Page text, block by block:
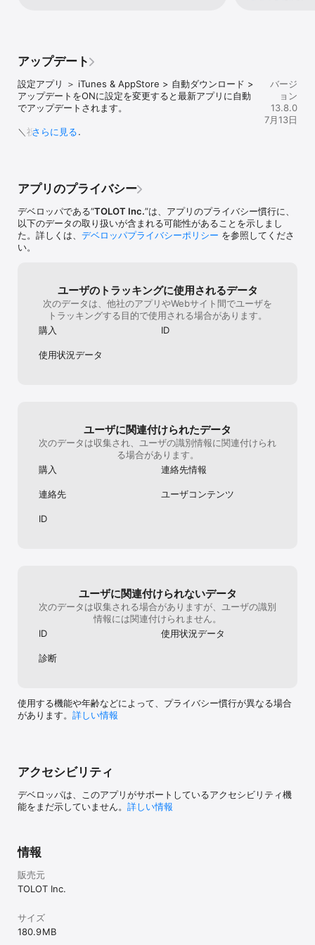
無料・税込み）から注文できます。
年間カレンダーも付いており、長期の予定も管理できます。省スペ
【卓上リング綴じカレンダー（B6サイズ / 14枚タイプ）】
お気に入りの写真12枚で作る、卓上用のB6サイズリング綴じカレン
ダーです。
13ヶ月カレンダーや年間カレンダーも付いており、長期的な計画を
立てるのにも役立ちます。
表紙に写真もいれられるので、プレゼント、ノベルティや名入りカ
レンダーとしても最適です。
【壁掛けカレンダー】
■お気に入り写真12枚で簡単作成
新年1月、新年度4月だけでなく、誕生月や記念日など好きな月を
「はじまり月」に設定できます。リング綴じ見開きA3サイズで1部
■自由に選べるはじまり年月
■みんなと予定を共有
日付部分のスペースに予定やメモを自由に書き込めます。
視認性に優れ、離れた位置からも見やすい大きさなので、みんなか
ら見える場所に飾ればスケジュールをラクに共有できます。
折り畳むと一般的なコピー用紙（A4）サイズなので、使用後は本棚
いつか取り出したときに、写真と書き込んだ予定・内容があなたの
プレゼントで直送できます。
■13ヶ月カレンダー付き
月間カレンダー部分は1年分に加えて13ヶ月目も付属。さらに、1ペ
ージの年間カレンダーも付いているため、広く長期の予定を確認で
1年分12枚の写真でつくる
■どこにでも飾れて毎日眺められる
■ワンコインだから気軽に作れる
1部500円〜（税込み）。1部から作れるので、離れて暮らす家族や
友人にも、お気に入りの写真で手軽にプレゼントできます。
せてデザインテンプレートを選べます。
■大切な予定もしっかり管理
裏面は予定を書き込めるシンプルな月間カレンダーです。長期の予
■どんなインテリアにもマッチするオリジナル木製スタンド
各月のカレンダー12枚と年間カレンダー1枚の計13枚が収まる木製ス
ード良ければ使ってください！→JPYKC
アップデート
設定アプリ ＞ iTunes & AppStore > 自動ダウンロード >
アップデートをONに設定を変更すると最新アプリに自動
でアップデートされます。
＼祝15周年／
・お支払い方法で「PayPay」が使えるようになりました。
■細かなバグフィックス
・壁掛けカレンダーで写真表紙を選んでいる場合に、強制
終了する場合があった問題を修正。
さらに見る
バージ
ョン
13.8.0
7月13日
アプリのプライバシー
デベロッパである“TOLOT Inc.”は、アプリのプライバシー慣行に、
以下のデータの取り扱いが含まれる可能性があることを示しまし
た。詳しくは、 デベロッパプライバシーポリシー を参照してくださ
い。
ユーザのトラッキングに使用されるデータ
次のデータは、他社のアプリやWebサイト間でユーザを
トラッキングする目的で使用される場合があります。
購入
ID
使用状況データ
ユーザに関連付けられたデータ
次のデータは収集され、ユーザの識別情報に関連付けられ
る場合があります。
購入
連絡先情報
連絡先 ユーザコンテンツ
ID
ユーザに関連付けられないデータ
次のデータは収集される場合がありますが、ユーザの識別
情報には関連付けられません。
ID
使用状況データ
診断
使用する機能や年齢などによって、プライバシー慣行が異なる場合
があります。 詳しい情報
アクセシビリティ
デベロッパは、このアプリがサポートしているアクセシビリティ機
能をまだ示していません。 詳しい情報
情報
販売元
TOLOT Inc.
サイズ
180.9 MB